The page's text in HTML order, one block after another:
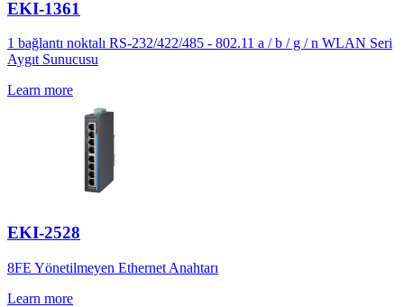
EKI-1361
1 bağlantı noktalı RS-232/422/485 - 802.11 a / b / g / n WLAN Seri
Aygıt Sunucusu
Learn more
EKI-2528
8FE Yönetilmeyen Ethernet Anahtarı
Learn more